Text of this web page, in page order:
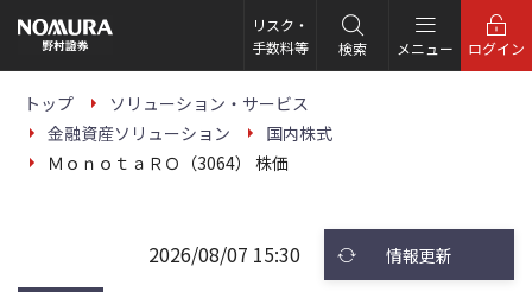
の
ー
リスク・
手数料等
検索 メニュー ログイン
トップ
ソリューション・サービス
金融資産ソリューション
国内株式
ＭｏｎｏｔａＲＯ（3064） 株価
2026/08/07 15:30 情報更新